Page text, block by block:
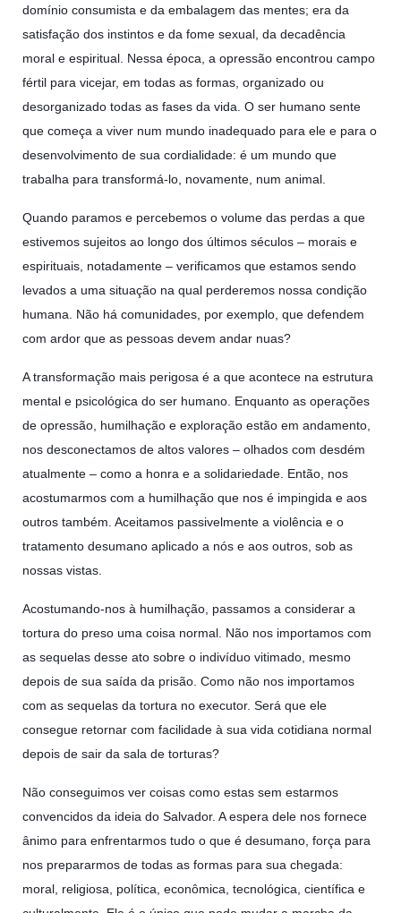
domínio consumista e da embalagem das mentes; era da
satisfação dos instintos e da fome sexual, da decadência
moral e espiritual. Nessa época, a opressão encontrou campo
fértil para vicejar, em todas as formas, organizado ou
desorganizado todas as fases da vida. O ser humano sente
que começa a viver num mundo inadequado para ele e para o
desenvolvimento de sua cordialidade: é um mundo que
trabalha para transformá-lo, novamente, num animal.
Quando paramos e percebemos o volume das perdas a que
estivemos sujeitos ao longo dos últimos séculos – morais e
espirituais, notadamente – verificamos que estamos sendo
levados a uma situação na qual perderemos nossa condição
humana. Não há comunidades, por exemplo, que defendem
com ardor que as pessoas devem andar nuas?
A transformação mais perigosa é a que acontece na estrutura
mental e psicológica do ser humano. Enquanto as operações
de opressão, humilhação e exploração estão em andamento,
nos desconectamos de altos valores – olhados com desdém
atualmente – como a honra e a solidariedade. Então, nos
acostumarmos com a humilhação que nos é impingida e aos
outros também. Aceitamos passivelmente a violência e o
tratamento desumano aplicado a nós e aos outros, sob as
nossas vistas.
Acostumando-nos à humilhação, passamos a considerar a
tortura do preso uma coisa normal. Não nos importamos com
as sequelas desse ato sobre o indivíduo vitimado, mesmo
depois de sua saída da prisão. Como não nos importamos
com as sequelas da tortura no executor. Será que ele
consegue retornar com facilidade à sua vida cotidiana normal
depois de sair da sala de torturas?
Não conseguimos ver coisas como estas sem estarmos
convencidos da ideia do Salvador. A espera dele nos fornece
ânimo para enfrentarmos tudo o que é desumano, força para
nos prepararmos de todas as formas para sua chegada:
moral, religiosa, política, econômica, tecnológica, científica e